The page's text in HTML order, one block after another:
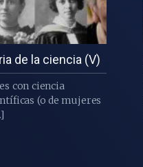
de la ciencia (V)
con ciencia
(o de mujeres